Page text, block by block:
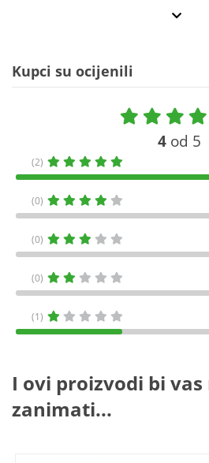
Kupci su ocijenili
4 od 5
(2)
(0)
(0)
(0)
(1)
I ovi proizvodi bi
zanimati...